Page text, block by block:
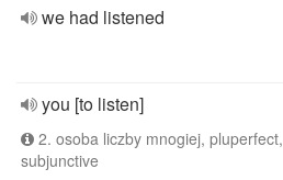
we had listened
you [to listen]
2. osoba liczby mnogiej, pluperfect,
subjunctive